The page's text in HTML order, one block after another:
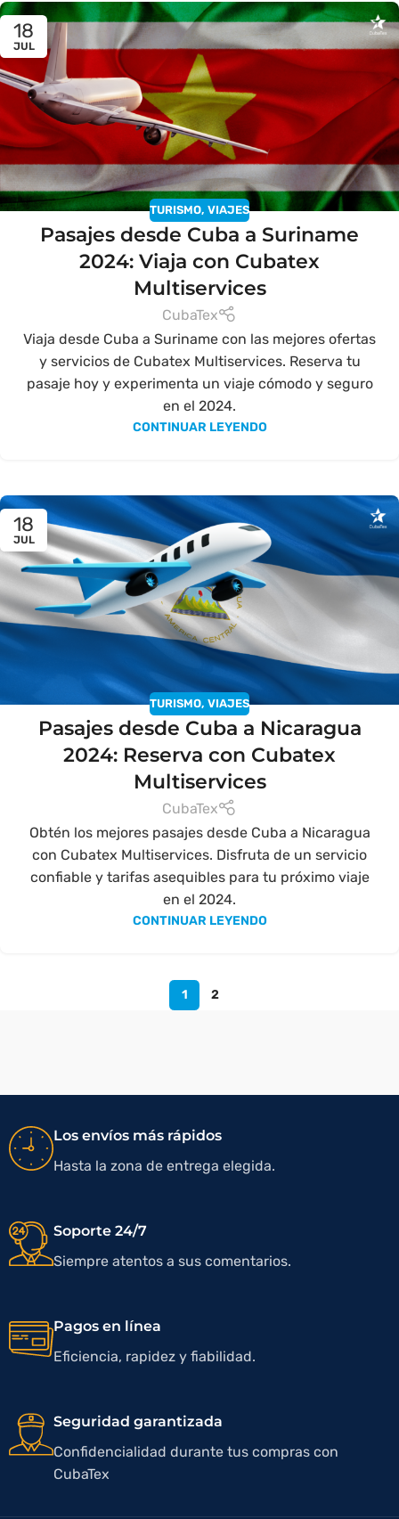
18
JUL
TURISMO, VIAJES
Pasajes desde Cuba a Suriname
2024: Viaja con Cubatex
Multiservices
CubaTex
Viaja desde Cuba a Suriname con las mejores ofertas
y servicios de Cubatex Multiservices. Reserva tu
pasaje hoy y experimenta un viaje cómodo y seguro
en el 2024.
CONTINUAR LEYENDO
18
JUL
TURISMO, VIAJES
Pasajes desde Cuba a Nicaragua
2024: Reserva con Cubatex
Multiservices
CubaTex
Obtén los mejores pasajes desde Cuba a Nicaragua
con Cubatex Multiservices. Disfruta de un servicio
confiable y tarifas asequibles para tu próximo viaje
en el 2024.
CONTINUAR LEYENDO
1 2
Los envíos más rápidos
Hasta la zona de entrega elegida.
Soporte 24/7
Siempre atentos a sus comentarios.
Pagos en línea
Eficiencia, rapidez y fiabilidad.
Seguridad garantizada
Confidencialidad durante tus compras con
CubaTex